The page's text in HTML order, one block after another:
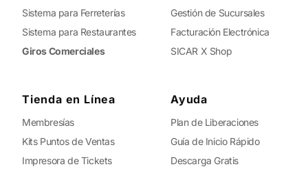
Sistema para Ferreterías
Sistema para Restaurantes
Giros Comerciales
Gestión de Sucursales
Facturación Electrónica
SICAR X Shop
Tienda en Línea
Membresías
Kits Puntos de Ventas
Impresora de Tickets
Ayuda
Plan de Liberaciones
Guía de Inicio Rápido
Descarga Gratis